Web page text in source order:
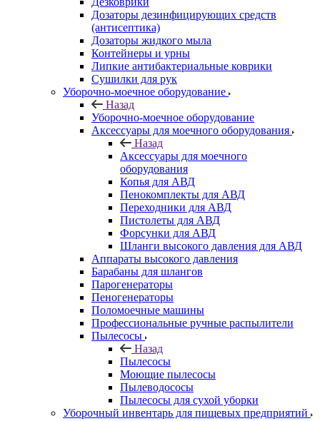
Дозаторы дезинфицирующих средств
(антисептика)
Дозаторы жидкого мыла
Контейнеры и урны
Липкие антибактериальные коврики
Сушилки для рук
Уборочно-моечное оборудование
Назад
Уборочно-моечное оборудование
Аксессуары для моечного оборудования
Назад
Аксессуары для моечного
оборудования
Копья для АВД
Пенокомплекты для АВД
Переходники для АВД
Пистолеты для АВД
Форсунки для АВД
Шланги высокого давления для АВД
Аппараты высокого давления
Барабаны для шлангов
Парогенераторы
Пеногенераторы
Поломоечные машины
Профессиональные ручные распылители
Пылесосы
Назад
Пылесосы
Моющие пылесосы
Пылеводососы
Пылесосы для сухой уборки
Уборочный инвентарь для пищевых предприятий